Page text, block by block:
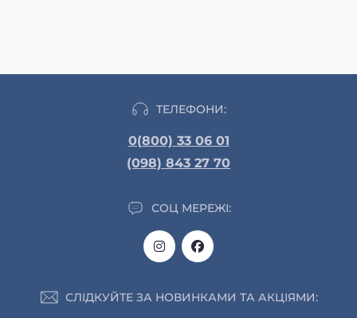
ТЕЛЕФОНИ:
0(800) 33 06 01
(098) 843 27 70
СОЦ МЕРЕЖІ:
СЛІДКУЙТЕ ЗА НОВИНКАМИ ТА АКЦІЯМИ: